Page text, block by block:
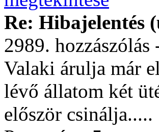
Re: Hibajelentés
2989.
Valaki árulja már
lévő állatom két
először csinálja.....